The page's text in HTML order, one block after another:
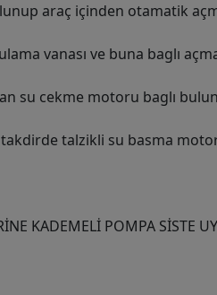
araç içinden otamatik
vanası ve buna baglı
su cekme motoru baglı
talzikli su basma
KADEMELİ POMPA SİSTE